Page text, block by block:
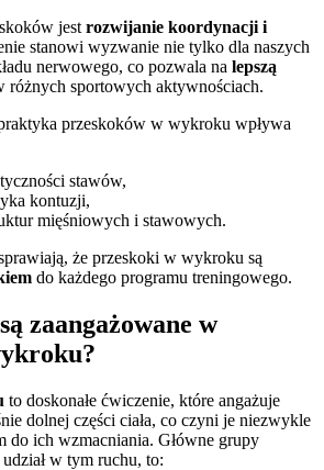
jest rozwijanie koordynacji i
stanowi wyzwanie nie tylko dla naszych
nerwowego, co pozwala na lepszą
różnych sportowych aktywnościach.
przeskoków w wykroku wpływa
stawów,
kontuzji,
mięśniowych i stawowych.
że przeskoki w wykroku są
do każdego programu treningowego.
zaangażowane w
to doskonałe ćwiczenie, które angażuje
dolnej części ciała, co czyni je niezwykle
do ich wzmacniania. Główne grupy
w tym ruchu, to: